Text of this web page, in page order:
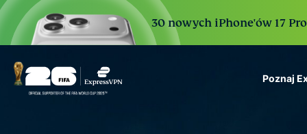
30 nowych iPhone'ów 17
Poznaj